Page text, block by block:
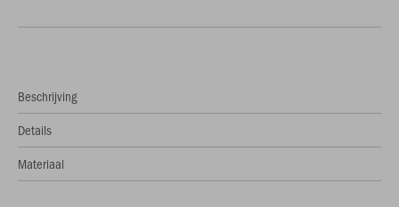
Beschrijving
Details
Materiaal